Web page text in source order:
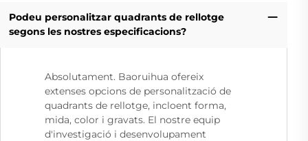
Podeu personalitzar quadrants de rellotge
segons les nostres especificacions?
Absolutament. Baoruihua ofereix
extenses opcions de personalització de
quadrants de rellotge, incloent forma,
mida, color i gravats. El nostre equip
d'investigació i desenvolupament